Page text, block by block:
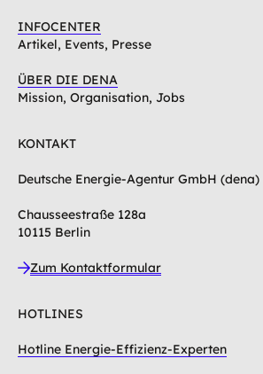
INFOCENTER
Artikel, Events, Presse
ÜBER DIE DENA
Mission, Organisation, Jobs
KONTAKT
Deutsche Energie-Agentur GmbH (dena)
Chausseestraße 128a
10115 Berlin
Zum Kontaktformular
HOTLINES
Hotline Energie-Effizienz-Experten